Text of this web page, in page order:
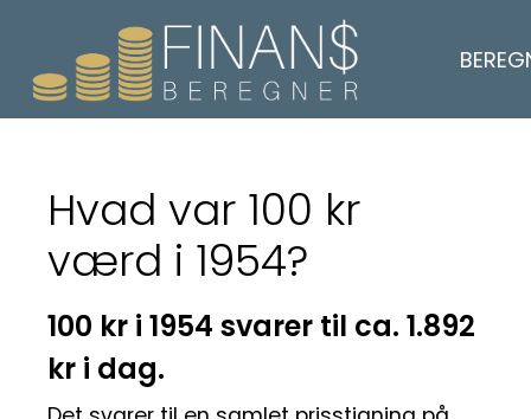
Hvad var 100 kr
værd i 1954?
100 kr i 1954 svarer til ca. 1.892
kr i dag.